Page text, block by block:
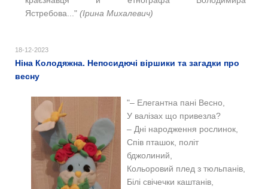
Ястребова..." (Ірина Михалевич)
18-12-2023
Ніна Колодяжна. Непосидючі віршики та загадки про
весну
"– Елегантна пані Весно,
У валізах що привезла?
– Дні народження рослинок,
Спів пташок, політ
бджолиний,
Кольоровий плед з тюльпанів,
Білі свічечки каштанів,